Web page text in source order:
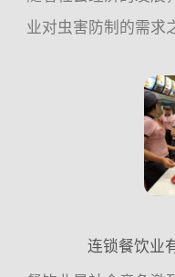
业对虫害防制的需求
方面是企业内部发展
身
连锁餐饮业